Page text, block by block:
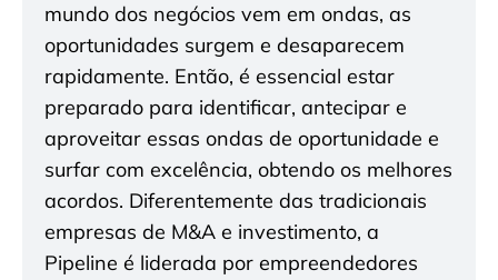
mundo dos negócios vem em ondas, as
oportunidades surgem e desaparecem
rapidamente. Então, é essencial estar
preparado para identificar, antecipar e
aproveitar essas ondas de oportunidade e
surfar com excelência, obtendo os melhores
acordos. Diferentemente das tradicionais
empresas de M&A e investimento, a
Pipeline é liderada por empreendedores